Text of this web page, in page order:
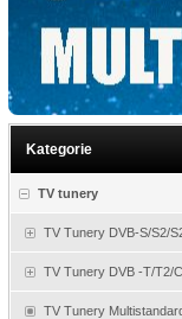
Kategorie
TV tunery
TV Tunery DVB-S/S2/
TV Tunery DVB -T/T2/C
TV Tunery